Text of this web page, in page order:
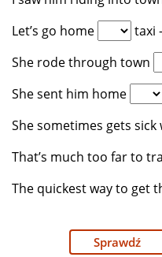
Let’s go home
taxi
She rode through town
She sent him home
She sometimes gets
That’s much too far to
The quickest way to get
Sprawdź